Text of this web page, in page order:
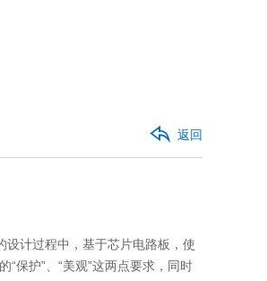
返回
计过程中，基于芯片电路板，使
保护”、“美观”这两点要求，同时